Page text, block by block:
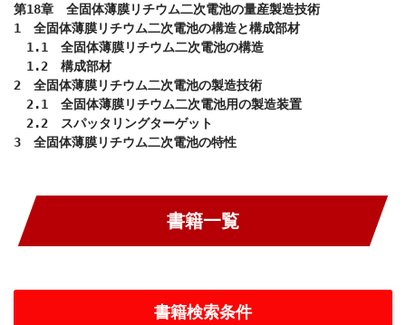
第18章　全固体薄膜リチウム二次電池の量産製造技術
1　全固体薄膜リチウム二次電池の構造と構成部材
1.1　全固体薄膜リチウム二次電池の構造
1.2　構成部材
2　全固体薄膜リチウム二次電池の製造技術
2.1　全固体薄膜リチウム二次電池用の製造装置
2.2　スパッタリングターゲット
3　全固体薄膜リチウム二次電池の特性
書籍一覧
書籍検索条件